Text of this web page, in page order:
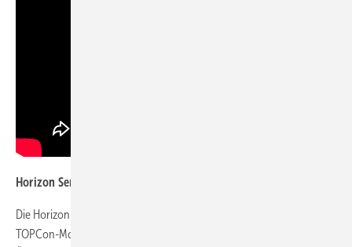
Horizon Serie – Zuverlässige Solartechnik für Carports
Die Horizon-Serie umfasst besonders robuste bifaziale Glas-Glas-
TOPCon-Module mit 108 Halbzellen. Sie sind für unterschiedlichste